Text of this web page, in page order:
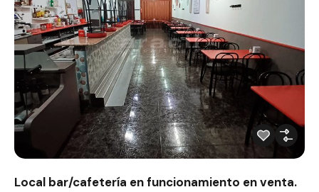
Local bar/cafetería en funcionamiento en venta.